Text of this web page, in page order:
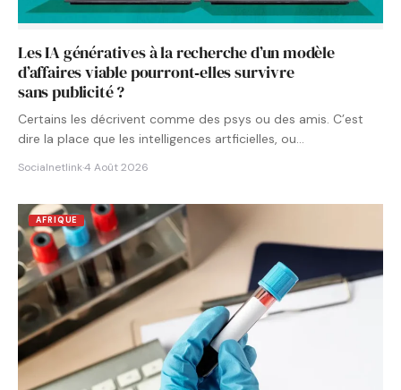
Les IA génératives à la recherche d’un modèle
d’affaires viable pourront‑elles survivre
sans publicité ?
Certains les décrivent comme des psys ou des amis. C’est
dire la place que les intelligences artficielles, ou…
Socialnetlink·4 Août 2026
AFRIQUE